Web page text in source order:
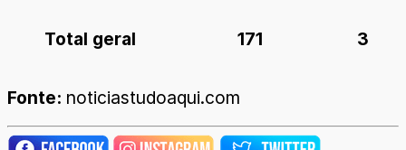
Total geral 171 3
Fonte: noticiastudoaqui.com